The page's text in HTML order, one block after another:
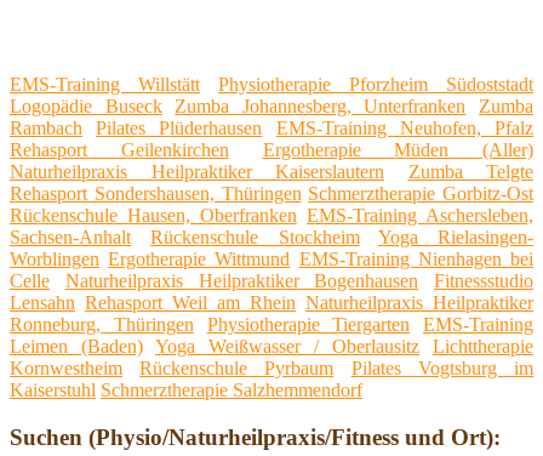
EMS-Training Willstätt
Physiotherapie Pforzheim Südoststadt
Logopädie Buseck
Zumba Johannesberg, Unterfranken
Zumba
Rambach
Pilates Plüderhausen
EMS-Training Neuhofen, Pfalz
Rehasport Geilenkirchen
Ergotherapie Müden (Aller)
Naturheilpraxis Heilpraktiker Kaiserslautern
Zumba Telgte
Rehasport Sondershausen, Thüringen Schmerztherapie Gorbitz-Ost
Rückenschule Hausen, Oberfranken EMS-Training Aschersleben,
Sachsen-Anhalt
Rückenschule Stockheim
Yoga Rielasingen-
Worblingen Ergotherapie Wittmund EMS-Training Nienhagen bei
Celle
Naturheilpraxis Heilpraktiker Bogenhausen
Fitnessstudio
Lensahn Rehasport Weil am Rhein Naturheilpraxis Heilpraktiker
Ronneburg, Thüringen
Physiotherapie Tiergarten
EMS-Training
Leimen (Baden) Yoga Weißwasser / Oberlausitz
Lichttherapie
Kornwestheim
Rückenschule Pyrbaum
Pilates Vogtsburg im
Kaiserstuhl Schmerztherapie Salzhemmendorf
Suchen (Physio/Naturheilpraxis/Fitness und Ort):